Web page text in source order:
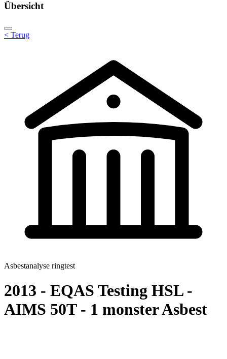
Übersicht
< Terug
Asbestanalyse ringtest
2013 - EQAS Testing HSL -
AIMS 50T - 1 monster Asbest